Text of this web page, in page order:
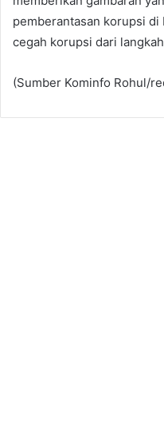
pemberantasan korupsi di
cegah korupsi dari
(Sumber Kominfo Rohul/